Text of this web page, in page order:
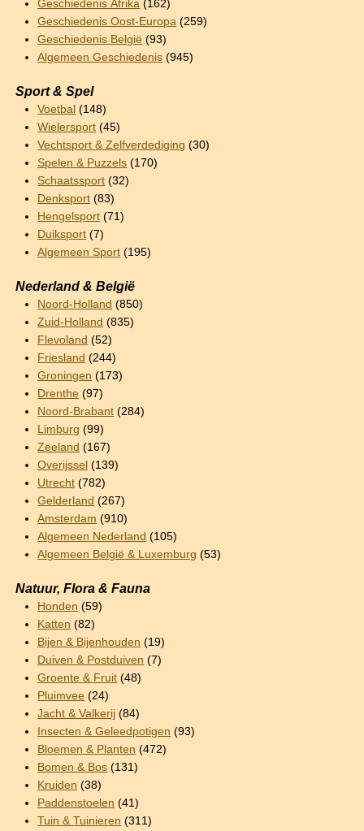
Geschiedenis Afrika (162)
Geschiedenis Oost-Europa (259)
Geschiedenis België (93)
Algemeen Geschiedenis (945)
Sport & Spel
Voetbal (148)
Wielersport (45)
Vechtsport & Zelfverdediging (30)
Spelen & Puzzels (170)
Schaatssport (32)
Denksport (83)
Hengelsport (71)
Duiksport (7)
Algemeen Sport (195)
Nederland & België
Noord-Holland (850)
Zuid-Holland (835)
Flevoland (52)
Friesland (244)
Groningen (173)
Drenthe (97)
Noord-Brabant (284)
Limburg (99)
Zeeland (167)
Overijssel (139)
Utrecht (782)
Gelderland (267)
Amsterdam (910)
Algemeen Nederland (105)
Algemeen België & Luxemburg (53)
Natuur, Flora & Fauna
Honden (59)
Katten (82)
Bijen & Bijenhouden (19)
Duiven & Postduiven (7)
Groente & Fruit (48)
Pluimvee (24)
Jacht & Valkerij (84)
Insecten & Geleedpotigen (93)
Bloemen & Planten (472)
Bomen & Bos (131)
Kruiden (38)
Paddenstoelen (41)
Tuin & Tuinieren (311)